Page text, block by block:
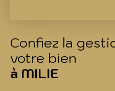
Confiez la
votre bien
à MILIE